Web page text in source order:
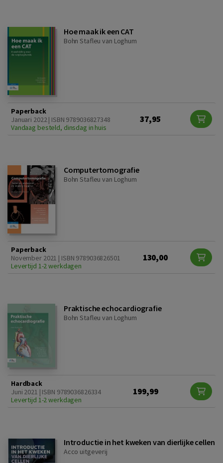
Hoe maak ik een CAT
Bohn Stafleu van Loghum
Paperback
Januari 2022 | ISBN 9789036827348
Vandaag besteld, dinsdag in huis
37,95
Computertomografie
Bohn Stafleu van Loghum
Paperback
November 2021 | ISBN 9789036826501
Levertijd 1-2 werkdagen
130,00
Praktische echocardiografie
Bohn Stafleu van Loghum
Hardback
Juni 2021 | ISBN 9789036826334
Levertijd 1-2 werkdagen
199,99
Introductie in het kweken van dierlijke cellen
Acco uitgeverij